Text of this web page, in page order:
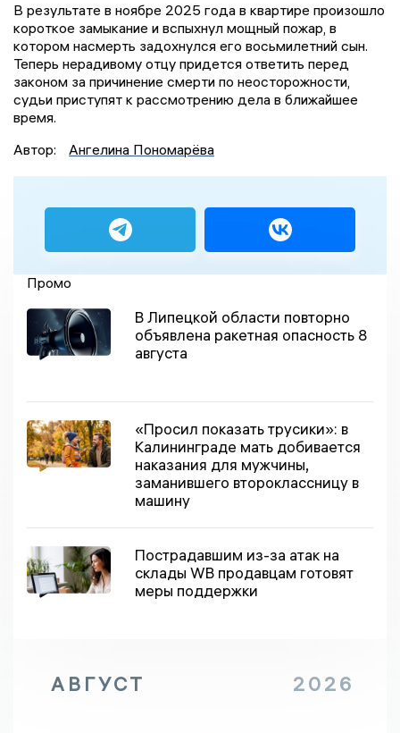
В результате в ноябре 2025 года в квартире произошло
короткое замыкание и вспыхнул мощный пожар, в
котором насмерть задохнулся его восьмилетний сын.
Теперь нерадивому отцу придется ответить перед
законом за причинение смерти по неосторожности,
судьи приступят к рассмотрению дела в ближайшее
время.
Автор:
Ангелина Пономарёва
Промо
В Липецкой области повторно
объявлена ракетная опасность 8
августа
«Просил показать трусики»: в
Калининграде мать добивается
наказания для мужчины,
заманившего второклассницу в
машину
Пострадавшим из-за атак на
склады WB продавцам готовят
меры поддержки
АВГУСТ 2026